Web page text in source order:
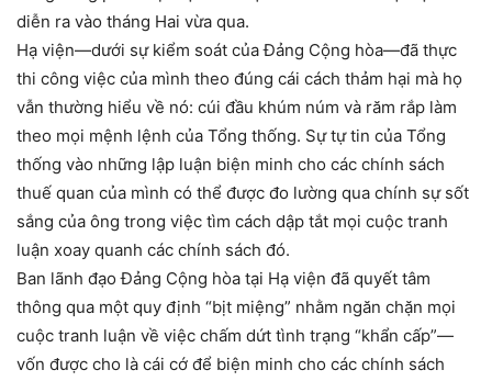
diễn ra vào tháng Hai vừa qua.
Hạ viện—dưới sự kiểm soát của Đảng Cộng hòa—đã thực
thi công việc của mình theo đúng cái cách thảm hại mà họ
vẫn thường hiểu về nó: cúi đầu khúm núm và răm rắp làm
theo mọi mệnh lệnh của Tổng thống. Sự tự tin của Tổng
thống vào những lập luận biện minh cho các chính sách
thuế quan của mình có thể được đo lường qua chính sự sốt
sắng của ông trong việc tìm cách dập tắt mọi cuộc tranh
luận xoay quanh các chính sách đó.
Ban lãnh đạo Đảng Cộng hòa tại Hạ viện đã quyết tâm
thông qua một quy định “bịt miệng” nhằm ngăn chặn mọi
cuộc tranh luận về việc chấm dứt tình trạng “khẩn cấp”—
vốn được cho là cái cớ để biện minh cho các chính sách